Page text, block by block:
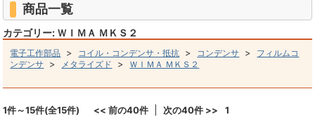
商品一覧
カテゴリー: ＷＩＭＡ ＭＫＳ２
電子工作部品 > コイル・コンデンサ・抵抗 > コンデンサ > フィルムコ
ンデンサ > メタライズド > ＷＩＭＡ ＭＫＳ２
1件～15件(全15件) << 前の40件 次の40件 >>
1